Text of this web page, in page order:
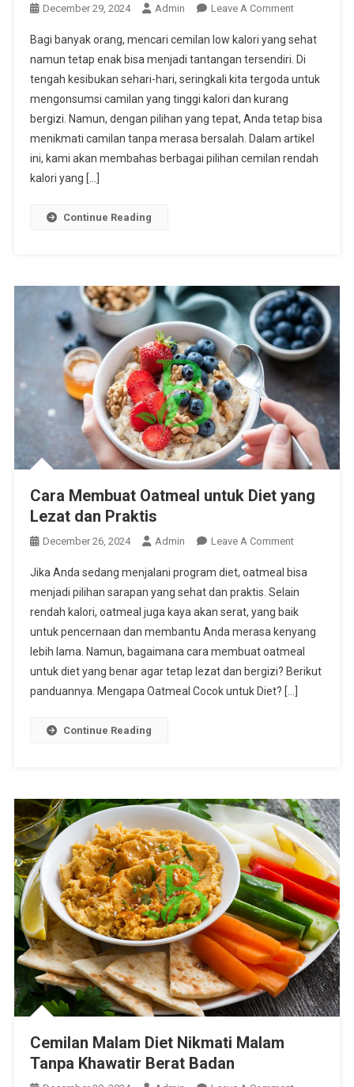
December 29, 2024 Admin Leave A CommentOn
Low
Kalori
Pilihan
Untuk
Menjaga
Berat
Bagi banyak orang, mencari cemilan low kalori yang sehat
namun tetap enak bisa menjadi tantangan tersendiri. Di
tengah kesibukan sehari-hari, seringkali kita tergoda untuk
mengonsumsi camilan yang tinggi kalori dan kurang
bergizi. Namun, dengan pilihan yang tepat, Anda tetap bisa
menikmati camilan tanpa merasa bersalah. Dalam artikel
ini, kami akan membahas berbagai pilihan cemilan rendah
kalori yang […]
Continue Reading
Cara Membuat Oatmeal untuk Diet yang
Lezat dan Praktis
December 26, 2024 Admin Leave A CommentOn
Membuat
Oatmeal
Untuk
Diet
Yang
Lezat
Dan
Jika Anda sedang menjalani program diet, oatmeal bisa
menjadi pilihan sarapan yang sehat dan praktis. Selain
rendah kalori, oatmeal juga kaya akan serat, yang baik
untuk pencernaan dan membantu Anda merasa kenyang
lebih lama. Namun, bagaimana cara membuat oatmeal
untuk diet yang benar agar tetap lezat dan bergizi? Berikut
panduannya. Mengapa Oatmeal Cocok untuk Diet? […]
Continue Reading
Cemilan Malam Diet Nikmati Malam
Tanpa Khawatir Berat Badan